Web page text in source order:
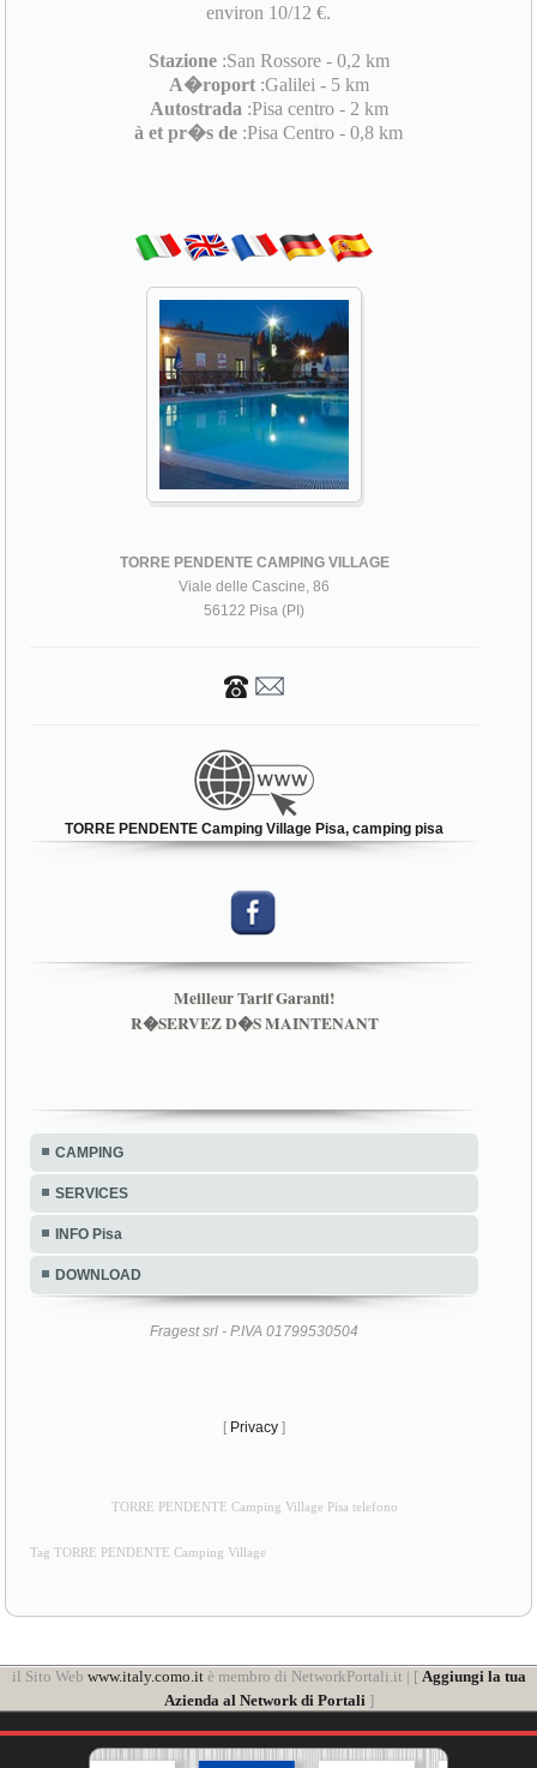
environ 10/12 €.
Stazione:San Rossore - 0,2 km
A�roport:Galilei - 5 km
Autostrada :Pisa centro - 2 km
à et pr�s de :Pisa Centro - 0,8 km
TORRE PENDENTE CAMPING VILLAGE
Viale delle Cascine, 86
56122 Pisa (PI)
TORRE PENDENTE Camping Village Pisa, camping pisa
Meilleur Tarif Garanti!
R�SERVEZ D�S MAINTENANT
CAMPING
SERVICES
INFO Pisa
DOWNLOAD
Fragest srl - P.IVA 01799530504
[ Privacy ]
TORRE PENDENTE Camping Village Pisa telefono
Tag TORRE PENDENTE Camping Village
il Sito Web www.italy.como.itè membro di NetworkPortali.it | [ Aggiungi la tua
Azienda al Network di Portali]